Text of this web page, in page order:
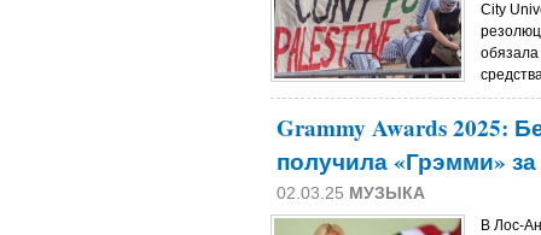
City
Grammy Awards 2025:
получила «Грэмми»
02.03.25 МУЗЫКА
В Лос-